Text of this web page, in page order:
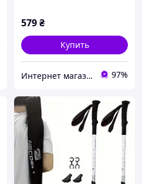
579₴
Купить
Интернет магазин Sport-Kvartal.com.ua №1 по спортивным товарам. 97%